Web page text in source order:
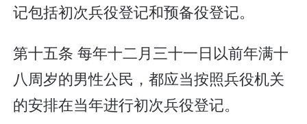
记包括初次兵役登记和预备役登记。
第十五条 每年十二月三十一日以前年满十
八周岁的男性公民，都应当按照兵役机关
的安排在当年进行初次兵役登记。